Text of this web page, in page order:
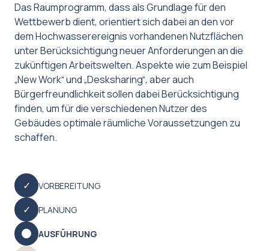
Das Raumprogramm, dass als Grundlage für den
Wettbewerb dient, orientiert sich dabei an den vor
dem Hochwasserereignis vorhandenen Nutzflächen
unter Berücksichtigung neuer Anforderungen an die
zukünftigen Arbeitswelten. Aspekte wie zum Beispiel
„New Work“ und „Desksharing“, aber auch
Bürgerfreundlichkeit sollen dabei Berücksichtigung
finden, um für die verschiedenen Nutzer des
Gebäudes optimale räumliche Voraussetzungen zu
schaffen.
VORBEREITUNG
PLANUNG
AUSFÜHRUNG